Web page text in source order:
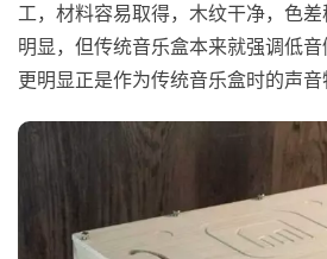
工，材料容易取得，木纹干净，色
明显，但传统音乐盒本来就强调低
更明显正是作为传统音乐盒时的声音